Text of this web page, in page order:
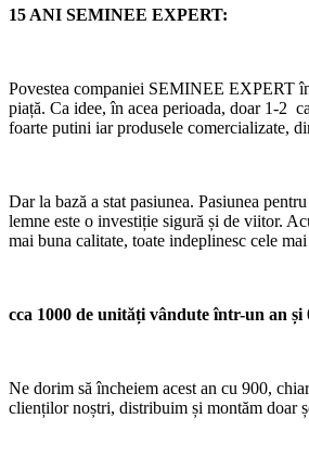
15 ANI SEMINEE EXPERT:
Povestea companiei SEMINEE EXPERT
piață. Ca idee, în acea perioada, doar 1-2
foarte putini iar produsele comercializate,
Dar la bază a stat pasiunea. Pasiunea
lemne este o investiție sigură și de viitor.
mai buna calitate, toate indeplinesc cele
cca 1000 de unități vândute într-un an
Ne dorim să încheiem acest an cu 900,
clienților noștri, distribuim și montăm doar